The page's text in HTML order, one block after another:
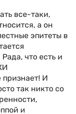
все-таки,
а он
эпитеты в
что есть и
И
так никто со
и